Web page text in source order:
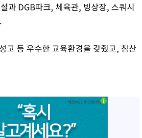
과 DGB파크, 체육관, 빙상장, 스쿼시
고 등 우수한 교육환경을 갖췄고, 침산